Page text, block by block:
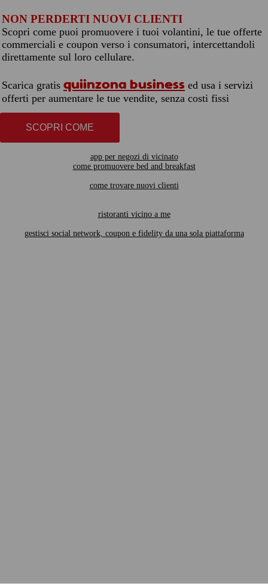
NON PERDERTI NUOVI CLIENTI
Scopri come puoi promuovere i tuoi volantini, le tue offerte
commerciali e coupon verso i consumatori, intercettandoli
direttamente sul loro cellulare.
Scarica gratis quiinzona business ed usa i servizi
offerti per aumentare le tue vendite, senza costi fissi
SCOPRI COME
app per negozi di vicinato
come promuovere bed and breakfast
come trovare nuovi clienti
ristoranti vicino a me
gestisci social network, coupon e fidelity da una sola piattaforma